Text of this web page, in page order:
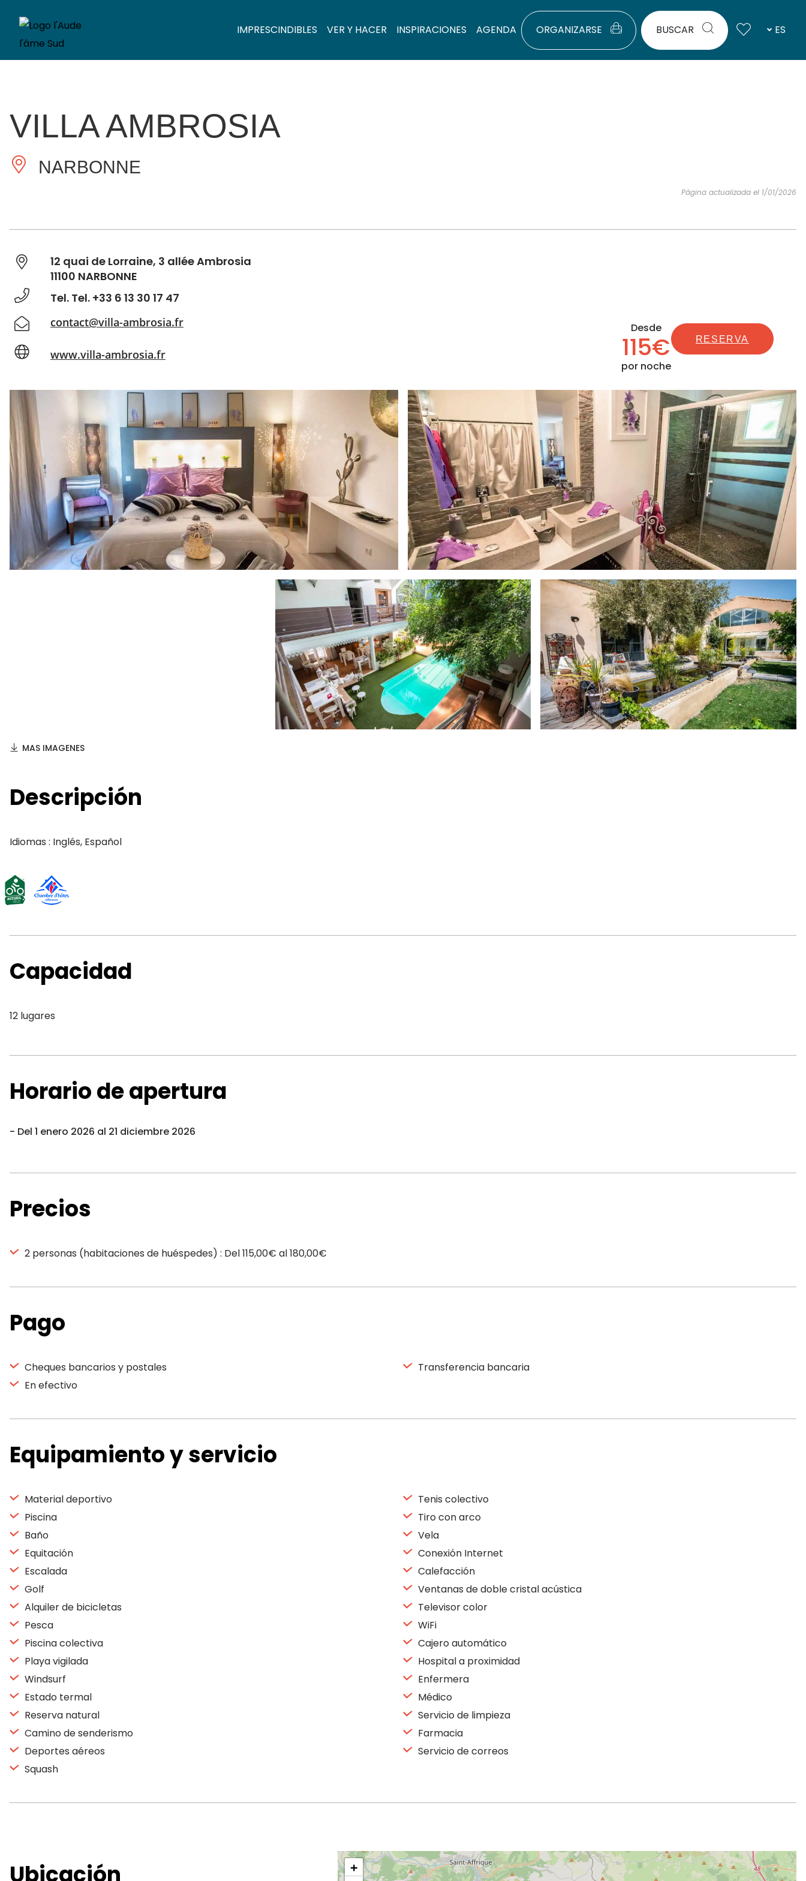
IMPRESCINDIBLES VER Y HACER INSPIRACIONES AGENDA ORGANIZARSE BUSCAR ES
VILLA AMBROSIA
NARBONNE
Página actualizada el 1/01/2026
12 quai de Lorraine, 3 allée Ambrosia
11100 NARBONNE
Tel. Tel. +33 6 13 30 17 47
contact@villa-ambrosia.fr
www.villa-ambrosia.fr
Desde
115€
por noche
RESERVA
MAS IMAGENES
Descripción
Idiomas : Inglés, Español
Capacidad
12 lugares
Horario de apertura
Del 1 enero 2026 al 21 diciembre 2026
Precios
2 personas (habitaciones de huéspedes) : Del 115,00€ al 180,00€
Pago
Cheques bancarios y postales
En efectivo
Transferencia bancaria
Equipamiento y servicio
Material deportivo
Piscina
Baño
Equitación
Escalada
Golf
Alquiler de bicicletas
Pesca
Piscina colectiva
Playa vigilada
Windsurf
Estado termal
Reserva natural
Camino de senderismo
Deportes aéreos
Squash
Tenis colectivo
Tiro con arco
Vela
Conexión Internet
Calefacción
Ventanas de doble cristal acústica
Televisor color
WiFi
Cajero automático
Hospital a proximidad
Enfermera
Médico
Servicio de limpieza
Farmacia
Servicio de correos
Ubicación
+